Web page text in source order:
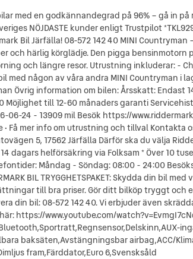
med en godkännandegrad på 96% – gå in
NÖJDASTE kunder enligt Trustpilot
Bil Järfälla! 08-572 142 40 MINI
och härlig körglädje. Den pigga bensinmotorn
och längre resor. Utrustning inkluderar: -
någon av våra andra MINI Countryman i
Övrig information om bilen: Årsskatt: Endast
till 12-60 månaders garanti
06-24 - 13909 mil Besök https://
Få mer info om utrustning och tillval Kontakta
5, 17562 Järfälla Därför ska du välja
dagars helförsäkring via Folksam * Över 10
Måndag - Söndag: 08:00 - 24:00
BIL TRYGGHETSPAKET: Skydda din bil
till bra priser. Gör ditt bilköp tryggt och
din bil: 08-572 142 40. Vi erbjuder även
https://www.youtube.com/
baksäten,Avstängningsbar airbag,ACC/
fram,Färddator,Euro 6,Svensksåld